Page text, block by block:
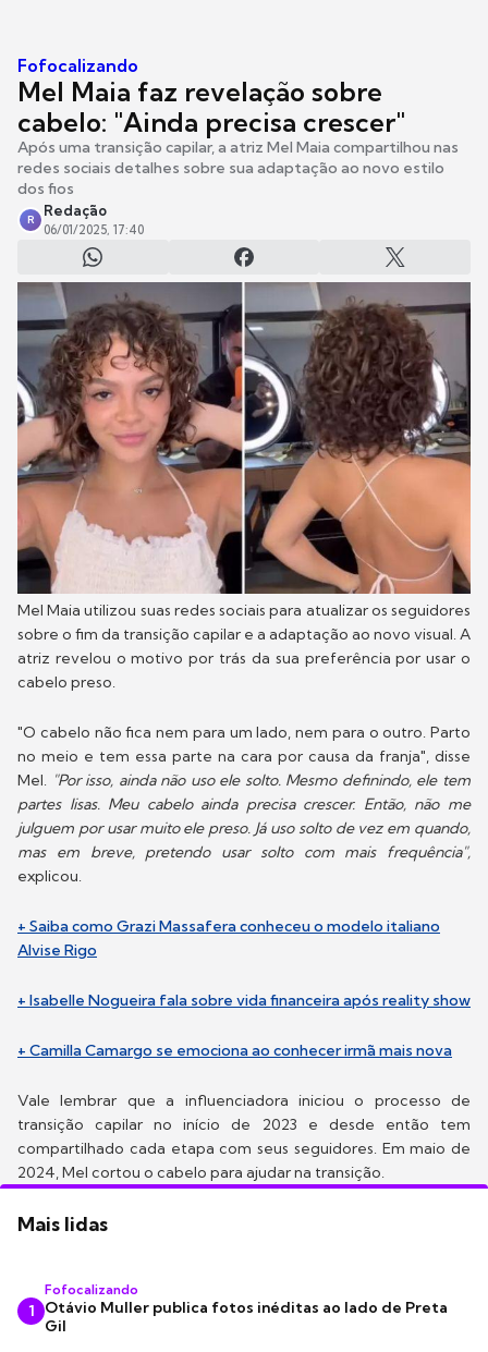
Fofocalizando
Mel Maia faz revelação sobre
cabelo: "Ainda precisa crescer"
Após uma transição capilar, a atriz Mel Maia compartilhou nas
redes sociais detalhes sobre sua adaptação ao novo estilo
dos fios
R
Redação
06/01/2025, 17:40
Mel Maia utilizou suas redes sociais para atualizar os seguidores
sobre o fim da transição capilar e a adaptação ao novo visual. A
atriz revelou o motivo por trás da sua preferência por usar o
cabelo preso.
"O cabelo não fica nem para um lado, nem para o outro. Parto
no meio e tem essa parte na cara por causa da franja", disse
Mel. "Por isso, ainda não uso ele solto. Mesmo definindo, ele tem
partes lisas. Meu cabelo ainda precisa crescer. Então, não me
julguem por usar muito ele preso. Já uso solto de vez em quando,
mas em breve, pretendo usar solto com mais frequência",
explicou.
+ Saiba como Grazi Massafera conheceu o modelo italiano
Alvise Rigo
+ Isabelle Nogueira fala sobre vida financeira após reality show
+ Camilla Camargo se emociona ao conhecer irmã mais nova
Vale lembrar que a influenciadora iniciou o processo de
transição capilar no início de 2023 e desde então tem
compartilhado cada etapa com seus seguidores. Em maio de
2024, Mel cortou o cabelo para ajudar na transição.
Mais lidas
1
Fofocalizando
Otávio Muller publica fotos inéditas ao lado de Preta
Gil